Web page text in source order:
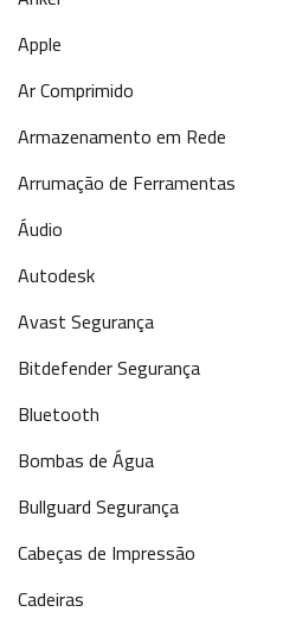
Apple
Ar Comprimido
Armazenamento em Rede
Arrumação de Ferramentas
Áudio
Autodesk
Avast Segurança
Bitdefender Segurança
Bluetooth
Bombas de Água
Bullguard Segurança
Cabeças de Impressão
Cadeiras